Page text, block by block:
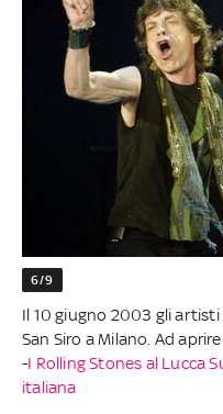
6/9
Il 10 giugno 2003 gli
San Siro a Milano. Ad
-I Rolling Stones al Lucca
italiana